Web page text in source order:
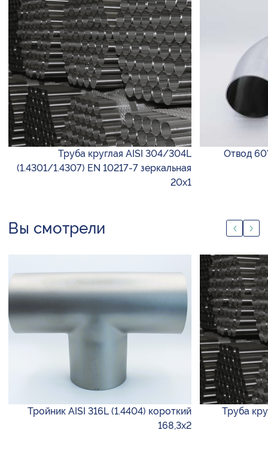
Труба круглая AISI 304/304L
(1.4301/1.4307) EN 10217-7 зеркальная
20х1
Отвод
Вы смотрели
Тройник AISI 316L (1.4404) короткий
168,3х2
Труба